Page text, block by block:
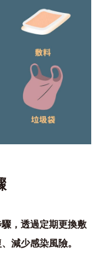
，透過定期更換敷
減少感染風險。